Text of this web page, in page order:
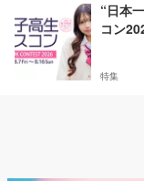
“日本
コン
特集